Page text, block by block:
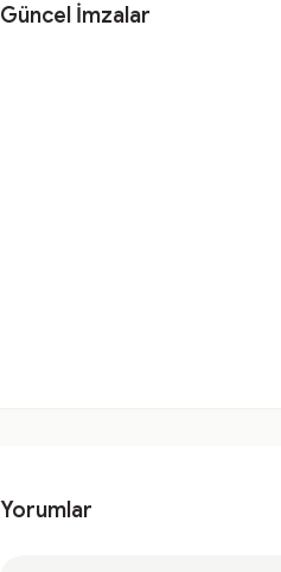
Güncel İmzalar
Yorumlar